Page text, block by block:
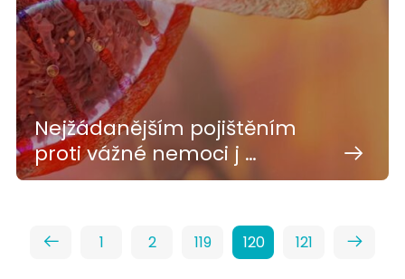
Nejžádanějším pojištěním
proti vážné nemoci j …
1 2 119 120 121